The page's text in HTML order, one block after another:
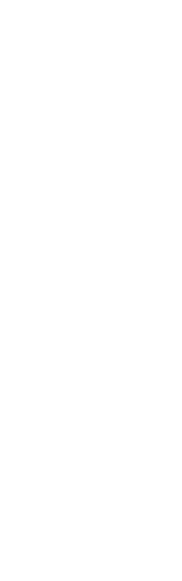
căminului
ușor de întreținut și
adeziv. Într-un timp scurt,
căminului
ușor de întreținut și
adeziv. Într-un timp scurt,
și plăcută. Amenajările
în decorul camerei
uzat. Pentru a realiza
stilului arhitectural al casei, în
mecanice.
un aspect spectaculos
are aceleași componente
în cazul consolelor
adesea motive florale,
shelf-uri, oglinzi sau alte
la contemporan.
că este vorba despre
oferă o soluție elegantă și
livingul, bucătăria sau